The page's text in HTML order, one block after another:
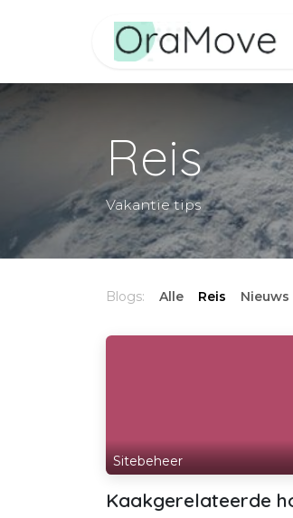
Reis
Vakantie tips
Blogs: Alle Reis Nieuws
Sitebeheer
Kaakgerelateerde